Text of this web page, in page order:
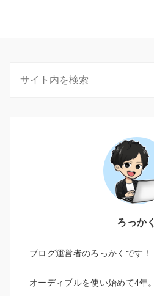
ろっかく
ブログ運営者のろっかくです！
オーディブルを使い始めて4年。